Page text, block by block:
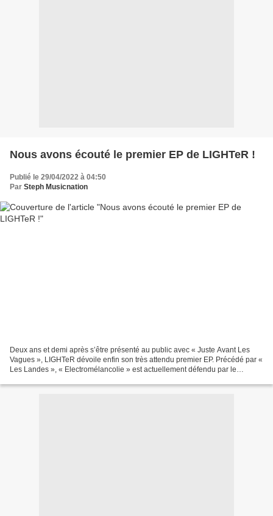
Nous avons écouté le premier EP de LIGHTeR !
Publié le 29/04/2022 à 04:50
Par Steph Musicnation
Deux ans et demi après s’être présenté au public avec « Juste Avant Les
Vagues », LIGHTeR dévoile enfin son très attendu premier EP. Précédé par «
Les Landes », « Electromélancolie » est actuellement défendu par le